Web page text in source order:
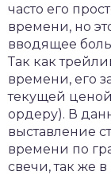
часто его
времени, но
вводящее
Так как
времени, его
текущей
ордеру). В
выставление
времени по
свечи, так же